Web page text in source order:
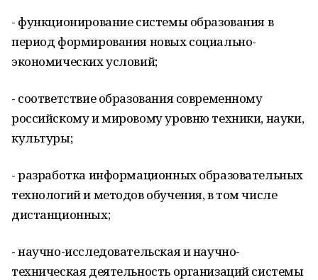
- функционирование системы образования в
период формирования новых социально-
экономических условий;
- соответствие образования современному
российскому и мировому уровню техники, науки,
культуры;
- разработка информационных образовательных
технологий и методов обучения, в том числе
дистанционных;
- научно-исследовательская и научно-
техническая деятельность организаций системы